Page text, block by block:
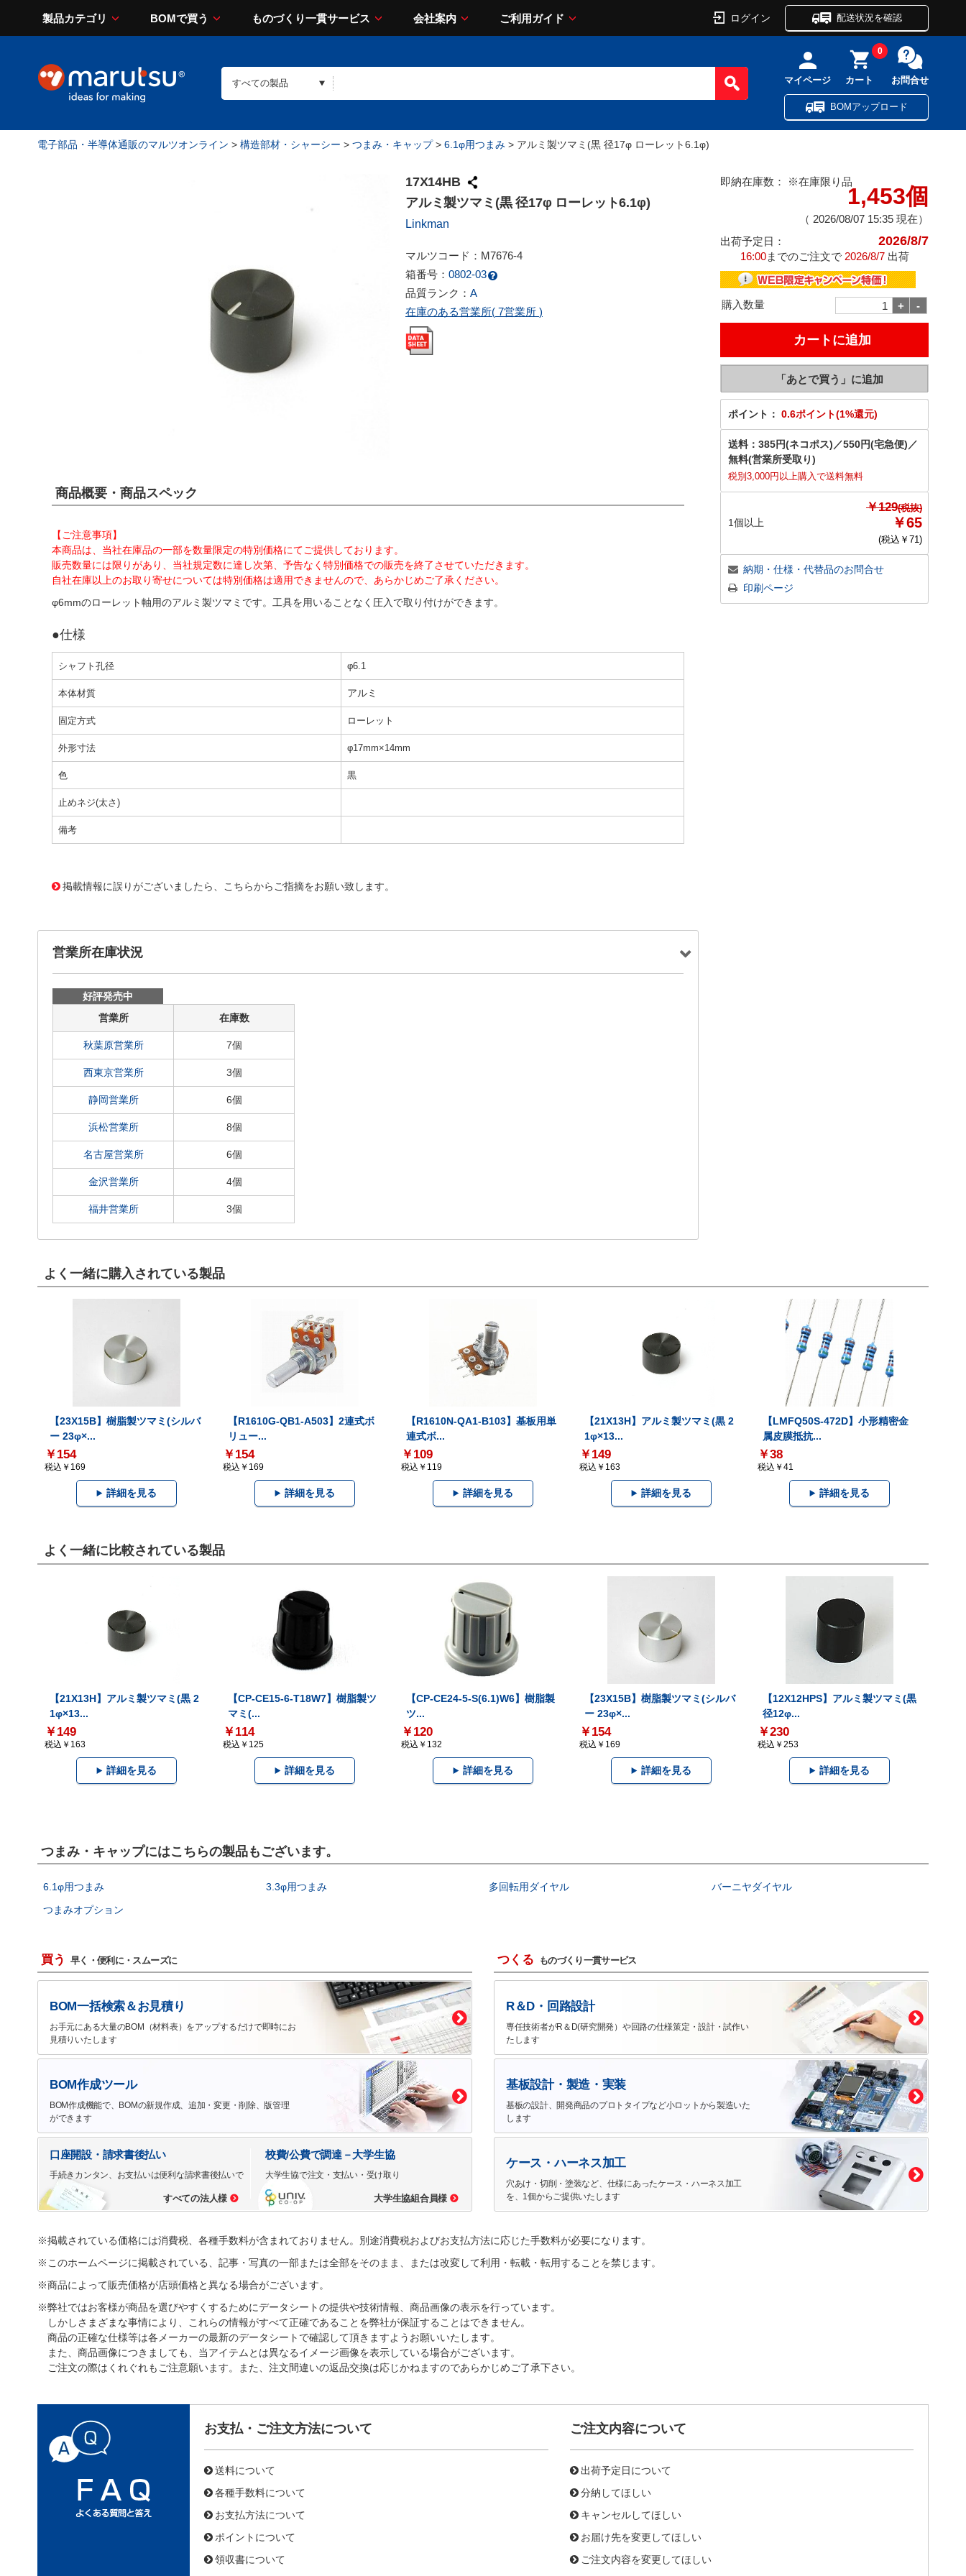
製品カテゴリ BOMで買う ものづくり一貫サービス 会社案内 ご利用ガイド ログイン 配送状況を確認
マイページ カート
0
お問合せ
BOMアップロード
電子部品・半導体通販のマルツオンライン > 構造部材・シャーシー > つまみ・キャップ> 6.1φ用つまみ > アルミ製ツマミ(黒 径17φ ローレット6.1φ)
17X14HB
アルミ製ツマミ(黒 径17φ ローレット6.1φ)
Linkman
マルツコード： M7676-4
箱番号： 0802-03
品質ランク： A
在庫のある営業所( 7営業所 )
即納在庫数： ※在庫限り品
1,453個
（ 2026/08/07 15:35 現在）
出荷予定日：
2026/8/7
16:00までのご注文で 2026/8/7出荷
購入数量
ポイント： 0.6ポイント(1%還元)
送料： 385円(ネコポス) ／550円(宅急便) ／
無料(営業所受取り)
税別3,000円以上購入で送料無料
1個以上
￥129(税抜)
￥65
(税込￥ 71)
納期・仕様・代替品のお問合せ
印刷ページ
商品概要・商品スペック
【ご注意事項】
本商品は、当社在庫品の一部を数量限定の特別価格にてご提供しております。
販売数量には限りがあり、当社規定数に達し次第、予告なく特別価格での販売を終了させていただきます。
自社在庫以上のお取り寄せについては特別価格は適用できませんので、あらかじめご了承ください。
φ6mmのローレット軸用のアルミ製ツマミです。工具を用いることなく圧入で取り付けができます。
●仕様
シャフト孔径 φ6.1
本体材質 アルミ
固定方式 ローレット
外形寸法 φ17mm×14mm
色 黒
止めネジ(太さ)
備考
掲載情報に誤りがございましたら、こちらからご指摘をお願い致します。
営業所在庫状況
好評発売中
営業所
在庫数
秋葉原営業所 7個
西東京営業所 3個
静岡営業所 6個
浜松営業所 8個
名古屋営業所 6個
金沢営業所 4個
福井営業所 3個
よく一緒に購入されている製品
【23X15B】樹脂製ツマミ(シルバ
ー 23φ×...
￥154
税込￥169
詳細を見る
【R1610G-QB1-A503】2連式ボ
リュー...
￥154
税込￥169
詳細を見る
【R1610N-QA1-B103】基板用単
連式ボ...
￥109
税込￥119
詳細を見る
【21X13H】アルミ製ツマミ(黒 2
1φ×13...
￥149
税込￥163
詳細を見る
【LMFQ50S-472D】小形精密金
属皮膜抵抗...
￥38
税込￥41
詳細を見る
よく一緒に比較されている製品
【21X13H】アルミ製ツマミ(黒 2
1φ×13...
￥149
税込￥163
詳細を見る
【CP-CE15-6-T18W7】樹脂製ツ
マミ(...
￥114
税込￥125
詳細を見る
【CP-CE24-5-S(6.1)W6】樹脂製
ツ...
￥120
税込￥132
詳細を見る
【23X15B】樹脂製ツマミ(シルバ
ー 23φ×...
￥154
税込￥169
詳細を見る
【12X12HPS】アルミ製ツマミ(黒
径12φ...
￥230
税込￥253
詳細を見る
つまみ・キャップにはこちらの製品もございます。
6.1φ用つまみ 3.3φ用つまみ 多回転用ダイヤル
バーニヤダイヤル
つまみオプション
買う 早く・便利に・スムーズに
BOM一括検索＆お見積り
お手元にある大量のBOM（材料表）をアップするだけで即時にお
見積りいたします
BOM作成ツール
BOM作成機能で、BOMの新規作成、追加・変更・削除、版管理
ができます
口座開設・請求書後払い
手続きカンタン、お支払いは便利な請求書後払いで
すべての法人様
校費/公費で調達－大学生協
大学生協で注文・支払い・受け取り
大学生協組合員様
つくる ものづくり一貫サービス
R＆D・回路設計
専任技術者がR＆D(研究開発）や回路の仕様策定・設計・試作い
たします
基板設計・製造・実装
基板の設計、開発商品のプロトタイプなど小ロットから製造いた
します
ケース・ハーネス加工
穴あけ・切削・塗装など、仕様にあったケース・ハーネス加工
を、1個からご提供いたします
※掲載されている価格には消費税、各種手数料が含まれておりません。別途消費税およびお支払方法に応じた手数料が必要になります。
※このホームページに掲載されている、記事・写真の一部または全部をそのまま、または改変して利用・転載・転用することを禁じます。
※商品によって販売価格が店頭価格と異なる場合がございます。
※弊社ではお客様が商品を選びやすくするためにデータシートの提供や技術情報、商品画像の表示を行っています。
しかしさまざまな事情により、これらの情報がすべて正確であることを弊社が保証することはできません。
商品の正確な仕様等は各メーカーの最新のデータシートで確認して頂きますようお願いいたします。
また、商品画像につきましても、当アイテムとは異なるイメージ画像を表示している場合がございます。
ご注文の際はくれぐれもご注意願います。また、注文間違いの返品交換は応じかねますのであらかじめご了承下さい。
お支払・ご注文方法について
送料について
各種手数料について
お支払方法について
ポイントについて
領収書について
ご注文内容について
出荷予定日について
分納してほしい
キャンセルしてほしい
お届け先を変更してほしい
ご注文内容を変更してほしい